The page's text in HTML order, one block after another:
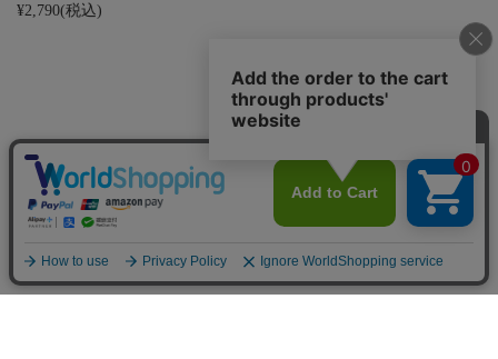
¥2,790(税込)